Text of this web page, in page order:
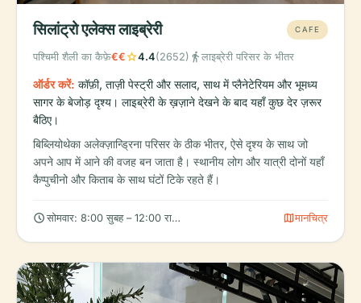
सिलांट्रो एलेक्स लाइब्रेरी CAFE
पश्चिमी शैली का कैफ़े€€star4.4(2652) directions_walk लाइब्रेरी परिसर के भीतर
ऑर्डर करें: कॉफ़ी, ताज़ी पेस्ट्री और सलाद, साथ में प्लैनेटेरियम और भूमध्य
सागर के बेजोड़ दृश्य। लाइब्रेरी के ख़ज़ाने देखने के बाद यहाँ कुछ देर ज़रूर
बैठिए।
बिब्लियोथेका अलेक्ज़ान्ड्रिना परिसर के ठीक भीतर, ऐसे दृश्य के साथ जो
अपने आप में आने की वजह बन जाता है। स्थानीय लोग और यात्री दोनों यहाँ
कैप्पुचीनो और किताब के साथ घंटों टिके रहते हैं।
schedule सोमवार: 8:00 सुबह – 12:00 रात, मंगलवार: 8:00 सुबह – 12:00 रात, बुधवार:
mapमानचित्र